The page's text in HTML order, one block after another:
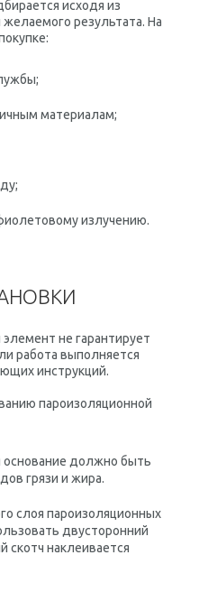
исходя из
результата. На
материалам;
излучению.
не гарантирует
работа выполняется
инструкций.
пароизоляционной
основание должно быть
грязи и жира.
слоя пароизоляционных
двусторонний
скотч наклеивается